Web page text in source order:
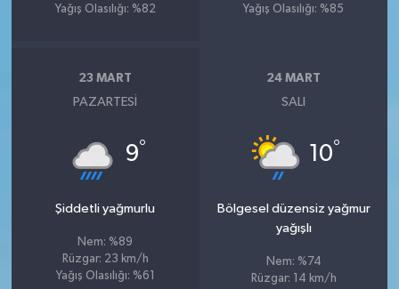
Yağış Olasılığı: %82
Yağış Olasılığı: %85
23 MART
PAZARTESI
9°
Şiddetli yağmurlu
Nem: %89
Rüzgar: 23 km/h
Yağış Olasılığı: %61
24 MART
SALI
10°
Bölgesel düzensiz yağmur
yağışlı
Nem: %74
Rüzgar: 14 km/h